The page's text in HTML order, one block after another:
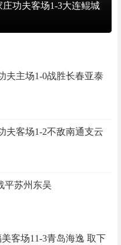
庄功夫客场1-3大连鲲城
夫主场1-0战胜长春亚泰
夫客场1-2不敌南通支云
平苏州东吴
客场11-3青岛海逸 取下